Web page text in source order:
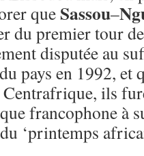
que Sassou–
du premier tour
disputée au
pays en 1992, et
ils
francophone à
‘printemps